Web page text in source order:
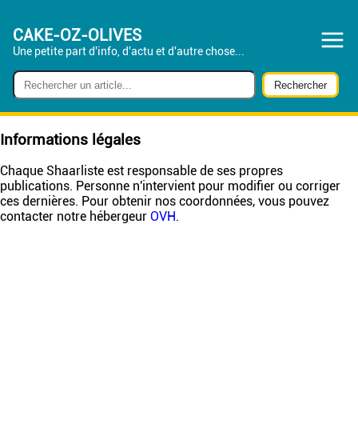
CAKE-OZ-OLIVES
Une petite part d'info, d'actu et d'autre chose...
Informations légales
Chaque Shaarliste est responsable de ses propres
publications. Personne n'intervient pour modifier ou corriger
ces dernières. Pour obtenir nos coordonnées, vous pouvez
contacter notre hébergeur OVH.